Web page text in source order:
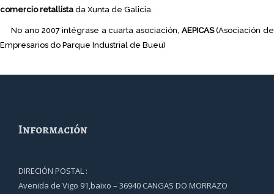
comercio retallista da Xunta de Galicia.
No ano 2007 intégrase a cuarta asociación, AEPICAS(Asociación de
Empresarios do Parque Industrial de Bueu)
Información
DIRECIÓN POSTAL :
Avenida de Vigo 91,baixo – 36940 CANGAS DO MORRAZO